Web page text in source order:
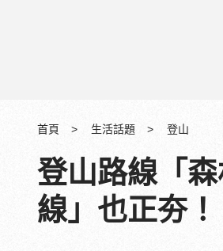
首頁 生活話題 登山
登山路線「
線」也正夯！